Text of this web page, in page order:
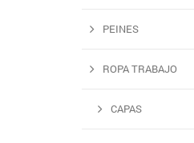
PEINES
ROPA TRABAJO
CAPAS